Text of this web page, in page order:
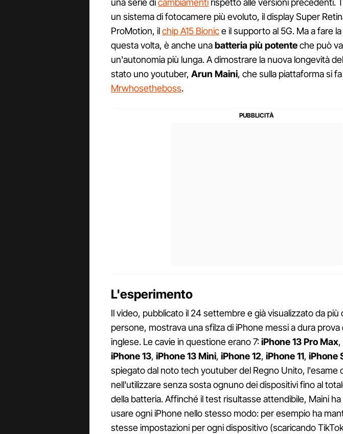
una serie dicambiamenti rispetto alle versioni precedenti.
un sistema di fotocamere più evoluto, il display Super
ProMotion, ilchip A15 Bionice il supporto al 5G. Ma a fare
questa volta, è anche unabatteria più potenteche può
un'autonomia più lunga. A dimostrare la nuova longevità
stato uno youtuber, Arun Maini, che sulla piattaforma si
Mrwhosetheboss.
L'esperimento
Il video, pubblicato il 24 settembre e già visualizzato da più
persone, mostrava una sfilza di iPhone messi a dura prova
inglese. Le cavie in questione erano 7:iPhone 13 Pro Max,
iPhone 13, iPhone 13 Mini, iPhone 12, iPhone 11, iPhone
spiegato dal noto tech youtuber del Regno Unito, l'esame
nell'utilizzare senza sosta ognuno dei dispositivi fino al
della batteria. Affinché il test risultasse attendibile, Maini
usare ogni iPhone nello stesso modo: per esempio ha
stesse impostazioni per ogni dispositivo (scaricando